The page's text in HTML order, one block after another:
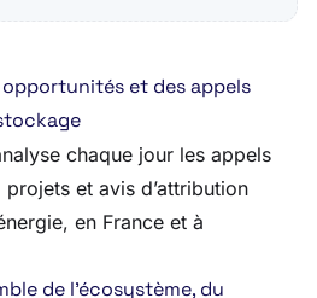
et des appels
chaque jour les appels
et avis d’attribution
en France et à
de l’écosystème, du